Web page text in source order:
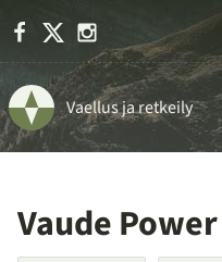
Facebook Instagram
Vaellus ja retkeily
Vaude